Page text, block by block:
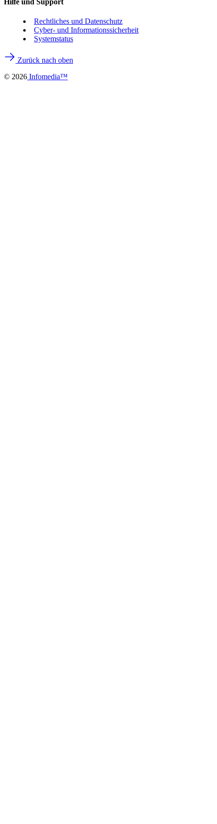
Hilfe und Support
Rechtliches und Datenschutz
Cyber- und Informationssicherheit
Systemstatus
Zurück nach oben
© 2026 Infomedia™